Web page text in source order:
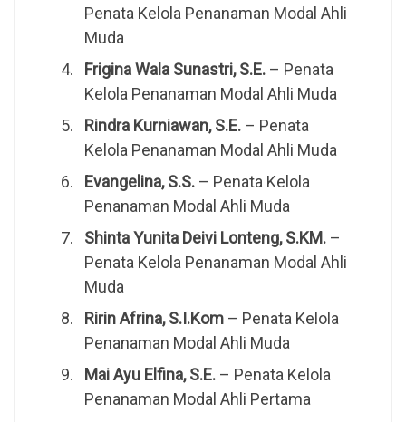
Penata Kelola Penanaman Modal Ahli
Muda
Frigina Wala Sunastri, S.E.– Penata
Kelola Penanaman Modal Ahli Muda
Rindra Kurniawan, S.E.– Penata
Kelola Penanaman Modal Ahli Muda
Evangelina, S.S.– Penata Kelola
Penanaman Modal Ahli Muda
Shinta Yunita Deivi Lonteng, S.KM.–
Penata Kelola Penanaman Modal Ahli
Muda
Ririn Afrina, S.I.Kom– Penata Kelola
Penanaman Modal Ahli Muda
Mai Ayu Elfina, S.E.– Penata Kelola
Penanaman Modal Ahli Pertama